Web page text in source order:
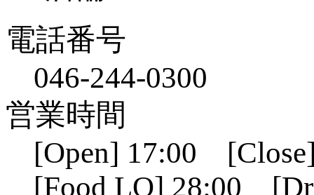
電話番号
046-244-0300
営業時間
[Open] 17:00
[Food LO] 28:00